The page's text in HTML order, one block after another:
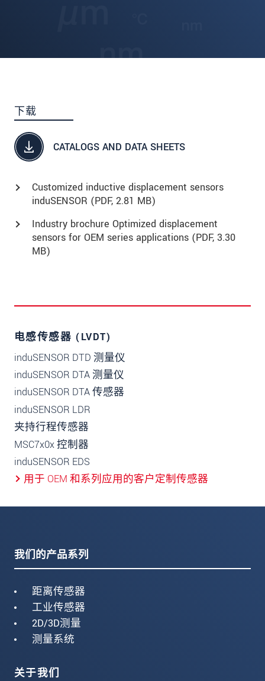
下载
CATALOGS AND DATA SHEETS
Customized inductive displacement sensors
induSENSOR (PDF, 2.81 MB)
Industry brochure Optimized displacement
sensors for OEM series applications (PDF, 3.30
MB)
电感传感器 (LVDT)
induSENSOR DTD 测量仪
induSENSOR DTA 测量仪
induSENSOR DTA 传感器
induSENSOR LDR
夹持行程传感器
MSC7x0x 控制器
induSENSOR EDS
用于 OEM 和系列应用的客户定制传感器
我们的产品系列
距离传感器
工业传感器
2D/3D测量
测量系统
关于我们